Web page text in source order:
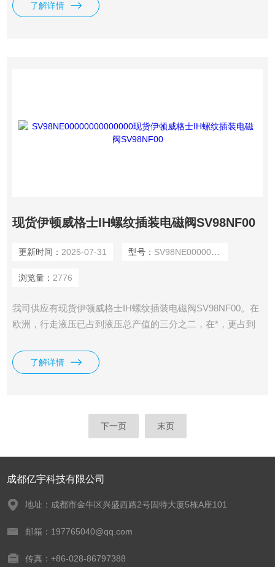
了解详情
现货伊顿威格士IH螺纹插装电磁阀SV98NF00
更新时间： 2025-07-31 型号： SV98NE00000000000000
浏览量： 2776
我司供应有现货伊顿威格士IH螺纹插装电磁阀SV98NF00。在
欧洲，行走液压已占到液压总产值的三分之二，在*，更占到
了解详情
下一页 末页
成都亿宇科技有限公司
地址：成都市金牛区兴盛西路2号固特大厦5栋A座101
邮箱：197765040@qq.com
传真：+86-028-86797388